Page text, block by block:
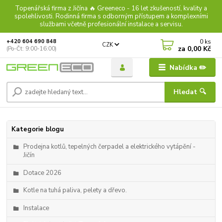
Topenářská firma z Jičína 🔥 Greeneco - 16 let zkušeností, kvality a
spolehlivosti. Rodinná firma s odborným přístupem a komplexními
službami včetně profesionální instalace a servisu.
Nabídka ✏️
CZK
Hledat 🔍
+420 604 690 848
(Po-Čt: 9:00-16:00)
0 ks
za 0,00 Kč
Kategorie blogu
Prodejna kotlů, tepelných čerpadel a elektrického vytápění -
Jičín
Dotace 2026
Kotle na tuhá paliva, pelety a dřevo.
Instalace